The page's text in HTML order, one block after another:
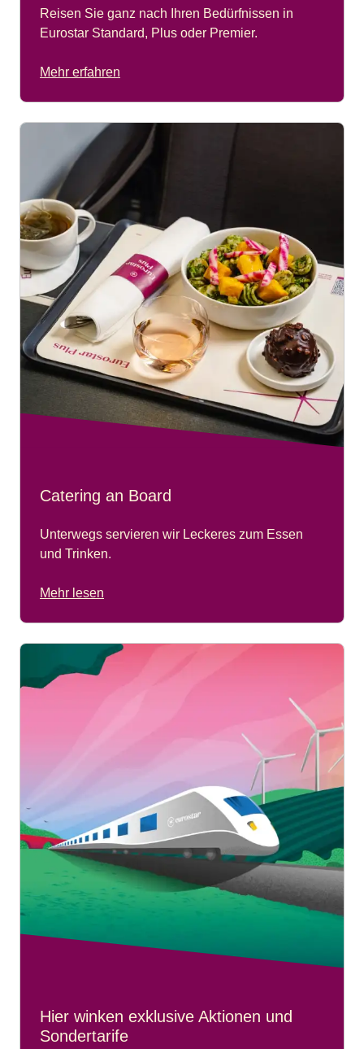
Reisen Sie ganz nach Ihren Bedürfnissen in
Eurostar Standard, Plus oder Premier.
Mehr erfahren
Catering an Board
Unterwegs servieren wir Leckeres zum Essen
und Trinken.
Mehr lesen
Hier winken exklusive Aktionen und
Sondertarife